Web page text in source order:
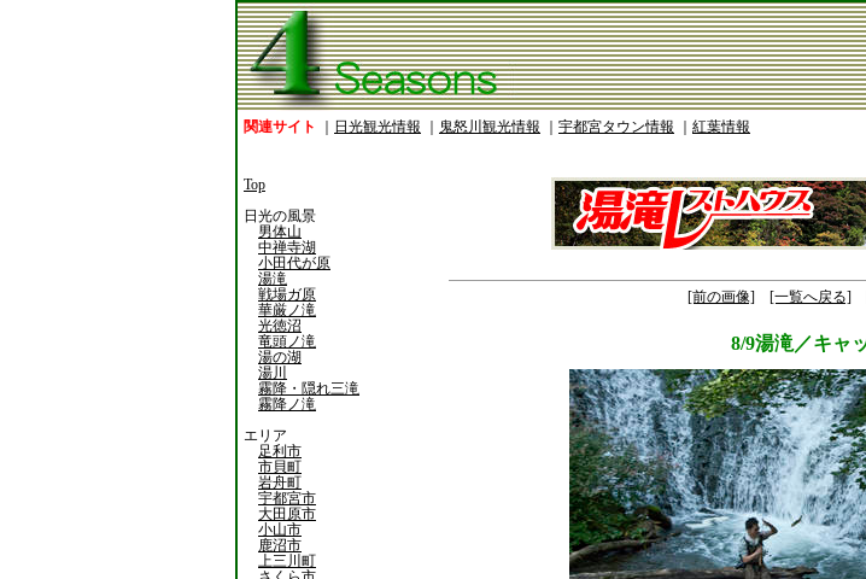
関連サイト 日光観光情報 鬼怒川観光情報 宇都宮タウン情報 紅葉情報
Top
日光の風景
男体山
中禅寺湖
小田代が原
湯滝
戦場ガ原
華厳ノ滝
光徳沼
竜頭ノ滝
湯の湖
湯川
霧降・隠れ三滝
霧降ノ滝
エリア
足利市
市貝町
岩舟町
宇都宮市
大田原市
小山市
鹿沼市
上三川町
[前の画像] [一覧へ戻る]
8/9湯滝／キャ